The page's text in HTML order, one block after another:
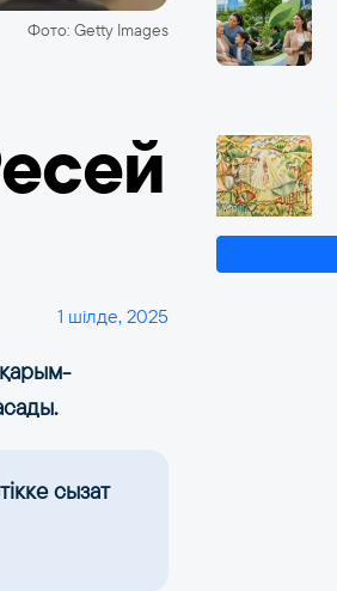
Фото: Getty Images
1 шілде, 2025
сызат